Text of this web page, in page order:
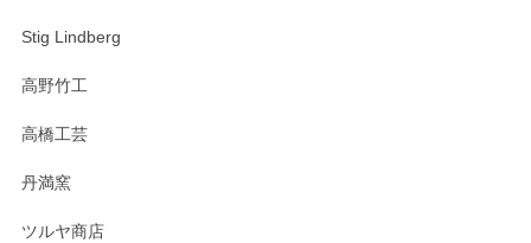
Stig Lindberg
高野竹工
高橋工芸
丹満窯
ツルヤ商店